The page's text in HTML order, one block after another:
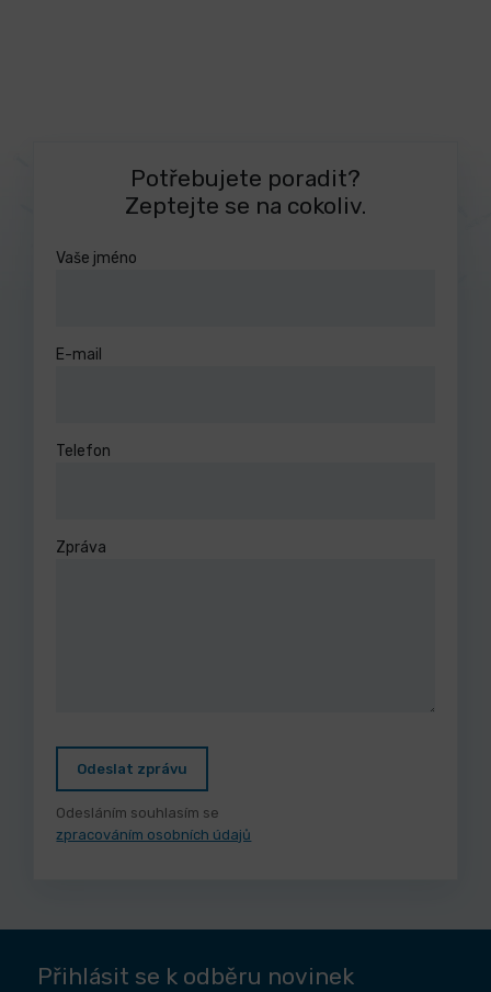
Potřebujete poradit?
Zeptejte se na cokoliv.
Vaše jméno
E-mail
Telefon
Zpráva
Odeslat zprávu
Odesláním souhlasím se
zpracováním osobních údajů
Přihlásit se k odběru novinek